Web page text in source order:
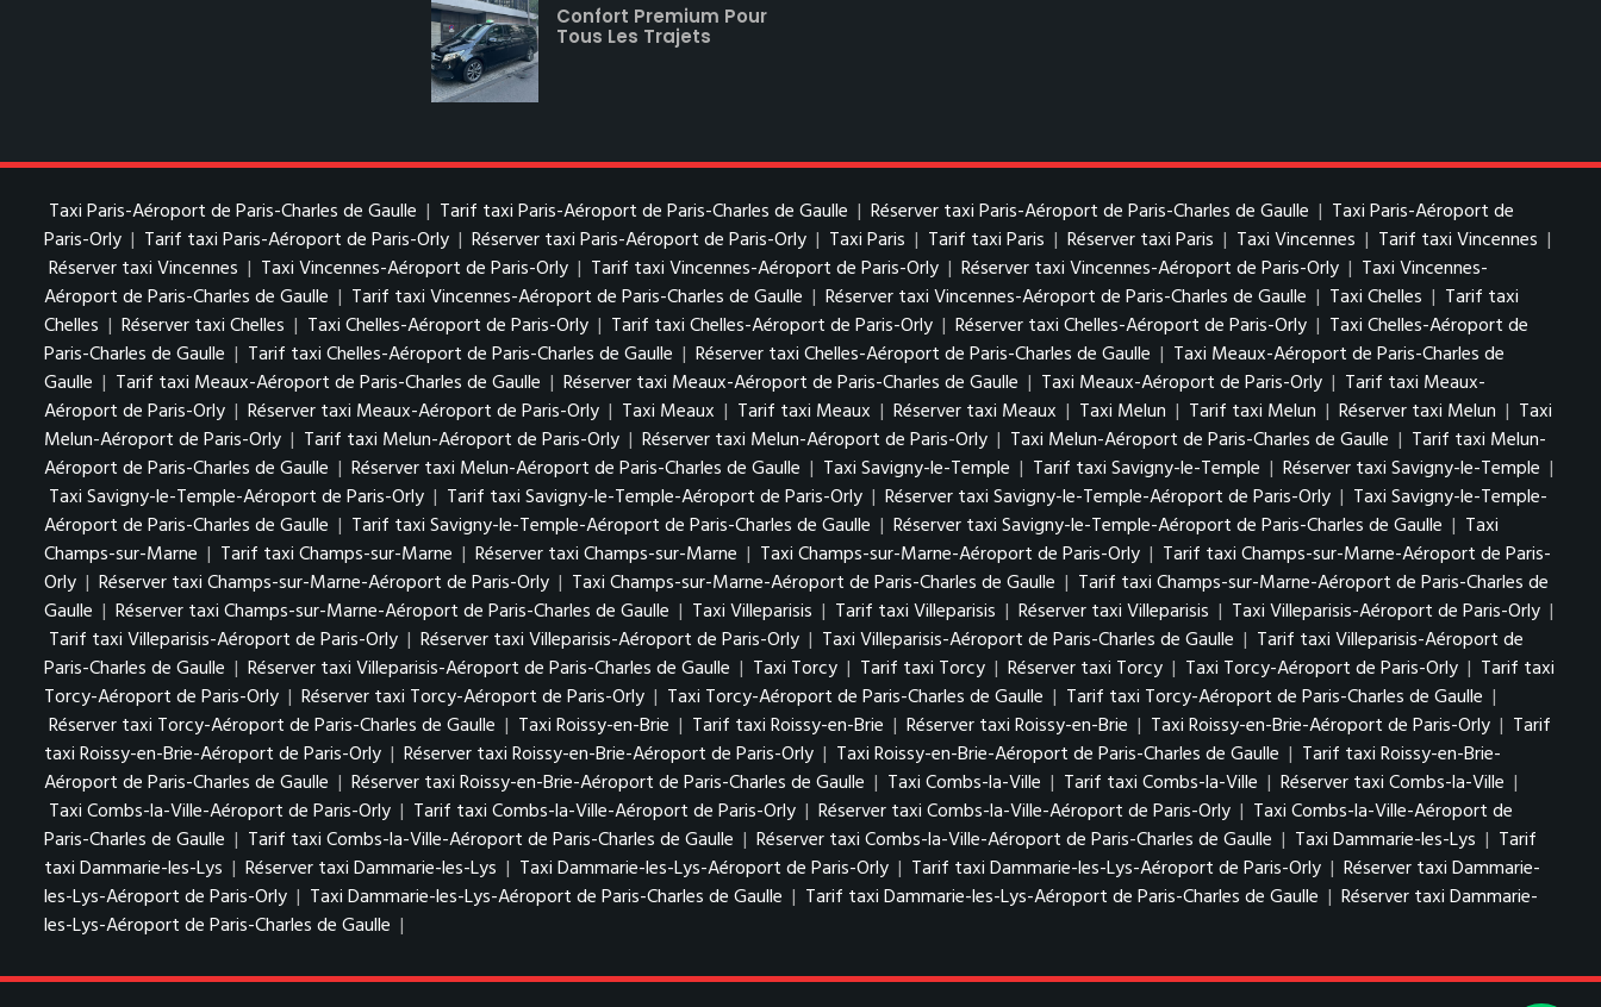
Confort Premium Pour
Tous Les Trajets
Taxi Paris-Aéroport de Paris-Charles de Gaulle | Tarif taxi Paris-Aéroport de Paris-Charles de Gaulle | Réserver taxi Paris-Aéroport de Paris-Charles de Gaulle | Taxi Paris-Aéroport de
Paris-Orly | Tarif taxi Paris-Aéroport de Paris-Orly | Réserver taxi Paris-Aéroport de Paris-Orly | Taxi Paris | Tarif taxi Paris | Réserver taxi Paris | Taxi Vincennes | Tarif taxi Vincennes |
Réserver taxi Vincennes | Taxi Vincennes-Aéroport de Paris-Orly | Tarif taxi Vincennes-Aéroport de Paris-Orly | Réserver taxi Vincennes-Aéroport de Paris-Orly | Taxi Vincennes-
Aéroport de Paris-Charles de Gaulle | Tarif taxi Vincennes-Aéroport de Paris-Charles de Gaulle | Réserver taxi Vincennes-Aéroport de Paris-Charles de Gaulle | Taxi Chelles | Tarif taxi
Chelles | Réserver taxi Chelles | Taxi Chelles-Aéroport de Paris-Orly | Tarif taxi Chelles-Aéroport de Paris-Orly | Réserver taxi Chelles-Aéroport de Paris-Orly | Taxi Chelles-Aéroport de
Paris-Charles de Gaulle | Tarif taxi Chelles-Aéroport de Paris-Charles de Gaulle | Réserver taxi Chelles-Aéroport de Paris-Charles de Gaulle | Taxi Meaux-Aéroport de Paris-Charles de
Gaulle | Tarif taxi Meaux-Aéroport de Paris-Charles de Gaulle | Réserver taxi Meaux-Aéroport de Paris-Charles de Gaulle | Taxi Meaux-Aéroport de Paris-Orly | Tarif taxi Meaux-
Aéroport de Paris-Orly | Réserver taxi Meaux-Aéroport de Paris-Orly | Taxi Meaux | Tarif taxi Meaux | Réserver taxi Meaux | Taxi Melun | Tarif taxi Melun | Réserver taxi Melun | Taxi
Melun-Aéroport de Paris-Orly | Tarif taxi Melun-Aéroport de Paris-Orly | Réserver taxi Melun-Aéroport de Paris-Orly | Taxi Melun-Aéroport de Paris-Charles de Gaulle | Tarif taxi Melun-
Aéroport de Paris-Charles de Gaulle | Réserver taxi Melun-Aéroport de Paris-Charles de Gaulle | Taxi Savigny-le-Temple | Tarif taxi Savigny-le-Temple | Réserver taxi Savigny-le-Temple |
Taxi Savigny-le-Temple-Aéroport de Paris-Orly | Tarif taxi Savigny-le-Temple-Aéroport de Paris-Orly | Réserver taxi Savigny-le-Temple-Aéroport de Paris-Orly | Taxi Savigny-le-Temple-
Aéroport de Paris-Charles de Gaulle | Tarif taxi Savigny-le-Temple-Aéroport de Paris-Charles de Gaulle | Réserver taxi Savigny-le-Temple-Aéroport de Paris-Charles de Gaulle | Taxi
Champs-sur-Marne | Tarif taxi Champs-sur-Marne | Réserver taxi Champs-sur-Marne | Taxi Champs-sur-Marne-Aéroport de Paris-Orly | Tarif taxi Champs-sur-Marne-Aéroport de Paris-
Orly | Réserver taxi Champs-sur-Marne-Aéroport de Paris-Orly | Taxi Champs-sur-Marne-Aéroport de Paris-Charles de Gaulle | Tarif taxi Champs-sur-Marne-Aéroport de Paris-Charles de
Gaulle | Réserver taxi Champs-sur-Marne-Aéroport de Paris-Charles de Gaulle | Taxi Villeparisis | Tarif taxi Villeparisis | Réserver taxi Villeparisis | Taxi Villeparisis-Aéroport de Paris-Orly |
Tarif taxi Villeparisis-Aéroport de Paris-Orly | Réserver taxi Villeparisis-Aéroport de Paris-Orly | Taxi Villeparisis-Aéroport de Paris-Charles de Gaulle | Tarif taxi Villeparisis-Aéroport de
Paris-Charles de Gaulle | Réserver taxi Villeparisis-Aéroport de Paris-Charles de Gaulle | Taxi Torcy | Tarif taxi Torcy | Réserver taxi Torcy | Taxi Torcy-Aéroport de Paris-Orly | Tarif taxi
Torcy-Aéroport de Paris-Orly | Réserver taxi Torcy-Aéroport de Paris-Orly | Taxi Torcy-Aéroport de Paris-Charles de Gaulle | Tarif taxi Torcy-Aéroport de Paris-Charles de Gaulle |
Réserver taxi Torcy-Aéroport de Paris-Charles de Gaulle | Taxi Roissy-en-Brie | Tarif taxi Roissy-en-Brie | Réserver taxi Roissy-en-Brie | Taxi Roissy-en-Brie-Aéroport de Paris-Orly | Tarif
taxi Roissy-en-Brie-Aéroport de Paris-Orly | Réserver taxi Roissy-en-Brie-Aéroport de Paris-Orly | Taxi Roissy-en-Brie-Aéroport de Paris-Charles de Gaulle | Tarif taxi Roissy-en-Brie-
Aéroport de Paris-Charles de Gaulle | Réserver taxi Roissy-en-Brie-Aéroport de Paris-Charles de Gaulle | Taxi Combs-la-Ville | Tarif taxi Combs-la-Ville | Réserver taxi Combs-la-Ville |
Taxi Combs-la-Ville-Aéroport de Paris-Orly | Tarif taxi Combs-la-Ville-Aéroport de Paris-Orly | Réserver taxi Combs-la-Ville-Aéroport de Paris-Orly | Taxi Combs-la-Ville-Aéroport de
Paris-Charles de Gaulle | Tarif taxi Combs-la-Ville-Aéroport de Paris-Charles de Gaulle | Réserver taxi Combs-la-Ville-Aéroport de Paris-Charles de Gaulle | Taxi Dammarie-les-Lys | Tarif
taxi Dammarie-les-Lys | Réserver taxi Dammarie-les-Lys | Taxi Dammarie-les-Lys-Aéroport de Paris-Orly | Tarif taxi Dammarie-les-Lys-Aéroport de Paris-Orly | Réserver taxi Dammarie-
les-Lys-Aéroport de Paris-Orly | Taxi Dammarie-les-Lys-Aéroport de Paris-Charles de Gaulle | Tarif taxi Dammarie-les-Lys-Aéroport de Paris-Charles de Gaulle | Réserver taxi Dammarie-
les-Lys-Aéroport de Paris-Charles de Gaulle |